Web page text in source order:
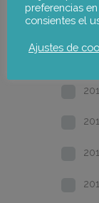
preferencias
consientes el
Ajustes de